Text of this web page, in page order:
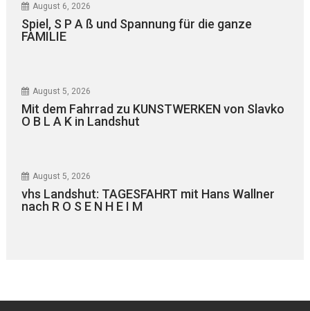
August 6, 2026
Spiel, S P A ß und Spannung für die ganze
FAMILIE
August 5, 2026
Mit dem Fahrrad zu KUNSTWERKEN von Slavko
O B L A K in Landshut
August 5, 2026
vhs Landshut: TAGESFAHRT mit Hans Wallner
nach R O S E N H E I M